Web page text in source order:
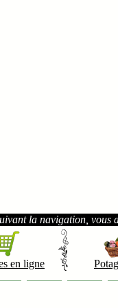
la navigation, vous
en ligne